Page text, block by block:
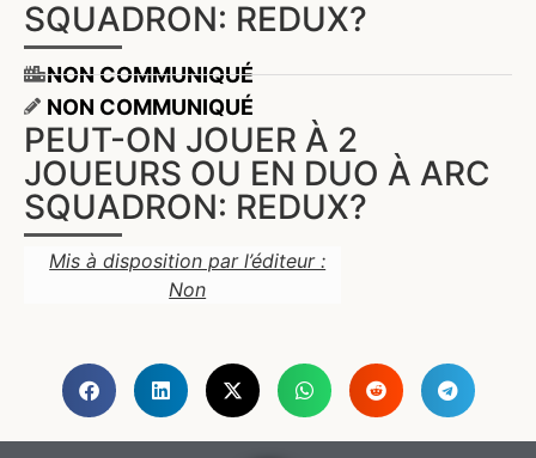
SQUADRON: REDUX?
NON COMMUNIQUÉ
NON COMMUNIQUÉ
PEUT-ON JOUER À 2
JOUEURS OU EN DUO À ARC
SQUADRON: REDUX?
Mis à disposition par l’éditeur :
Non